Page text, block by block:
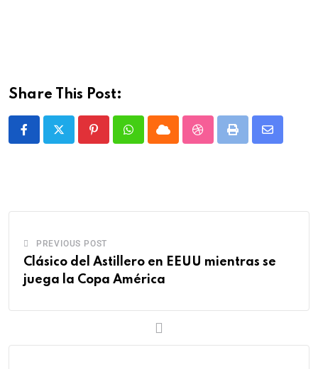
Share This Post:
PREVIOUS POST
Clásico del Astillero en EEUU mientras se
juega la Copa América